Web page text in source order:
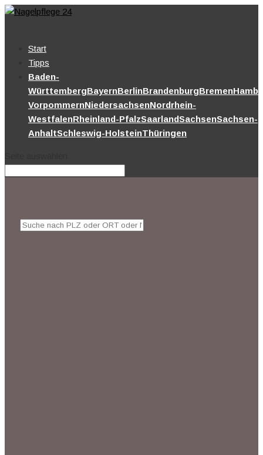
Start
Tipps
Baden-
WürttembergBayernBerlinBrandenburgBremen
VorpommernNiedersachsenNordrhein-
WestfalenRheinland-PfalzSaarlandSachsenSachsen-
AnhaltSchleswig-HolsteinThüringen